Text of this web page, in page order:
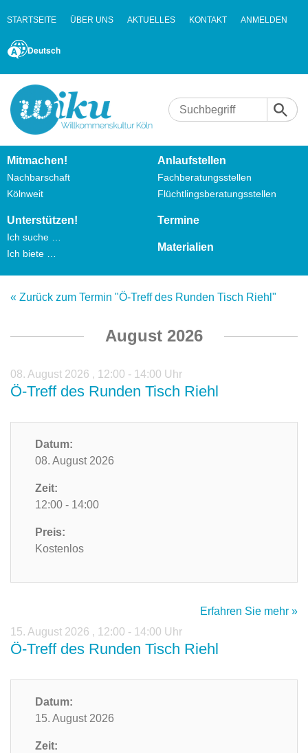
STARTSEITE ÜBER UNS AKTUELLES KONTAKT ANMELDEN
Deutsch
Mitmachen!
Nachbarschaft
Kölnweit
Anlaufstellen
Fachberatungsstellen
Flüchtlingsberatungsstellen
Unterstützen!
Ich suche …
Ich biete …
Termine
Materialien
« Zurück zum Termin "Ö-Treff des Runden Tisch Riehl"
August 2026
08. August 2026 , 12:00 - 14:00 Uhr
Ö-Treff des Runden Tisch Riehl
Datum:
08. August 2026
Zeit:
12:00 - 14:00
Preis:
Kostenlos
Erfahren Sie mehr »
15. August 2026 , 12:00 - 14:00 Uhr
Ö-Treff des Runden Tisch Riehl
Datum:
15. August 2026
Zeit: